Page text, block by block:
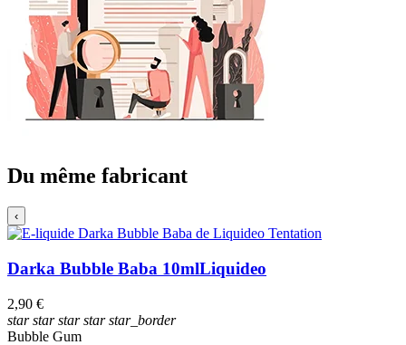
Du même fabricant
‹
Darka Bubble Baba 10mlLiquideo
2,90 €
starstarstarstarstar_border
Bubble Gum